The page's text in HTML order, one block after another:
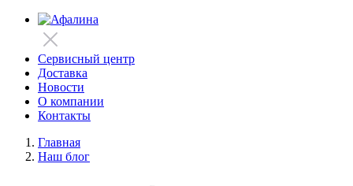
Сервисный центр
Доставка
Новости
О компании
Контакты
Главная
Наш блог